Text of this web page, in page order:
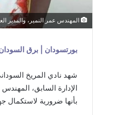
المهندس عمر النمير، والمدير
بورتسودان | برق
شهد نادي المريخ
الإدارة السابق،
بأنها ضرورية لاستكمال